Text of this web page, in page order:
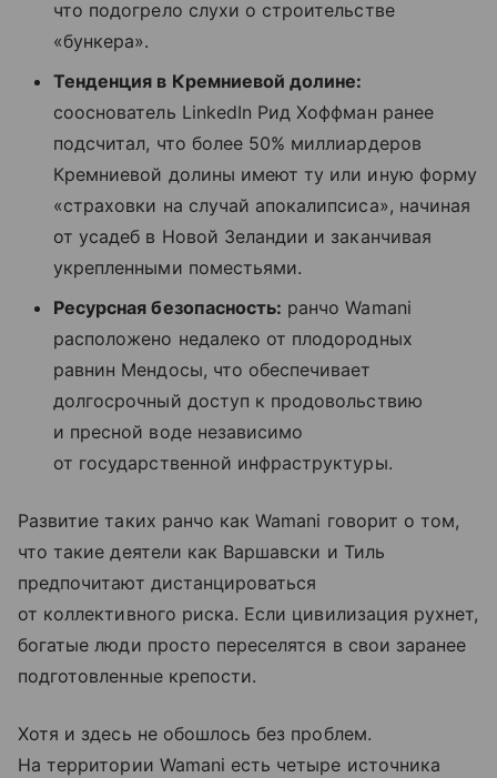
что подогрело слухи о строительстве
«бункера».
Тенденция в Кремниевой долине:
сооснователь LinkedIn Рид Хоффман ранее
подсчитал, что более 50% миллиардеров
Кремниевой долины имеют ту или иную форму
«страховки на случай апокалипсиса», начиная
от усадеб в Новой Зеландии и заканчивая
укрепленными поместьями.
Ресурсная безопасность: ранчо Wamani
расположено недалеко от плодородных
равнин Мендосы, что обеспечивает
долгосрочный доступ к продовольствию
и пресной воде независимо
от государственной инфраструктуры.
Развитие таких ранчо как Wamani говорит о том,
что такие деятели как Варшавски и Тиль
предпочитают дистанцироваться
от коллективного риска. Если цивилизация рухнет,
богатые люди просто переселятся в свои заранее
подготовленные крепости.
Хотя и здесь не обошлось без проблем.
На территории Wamani есть четыре источника